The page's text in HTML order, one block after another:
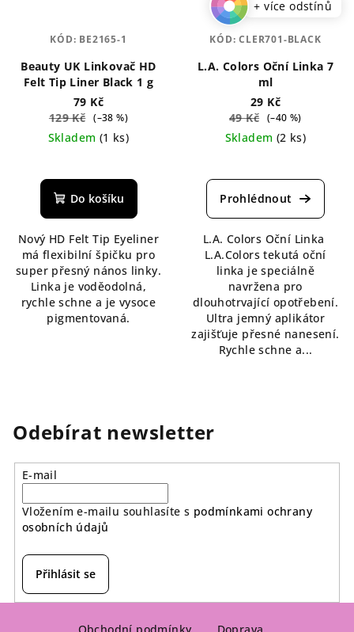
Beauty UK Linkovač HD
Felt Tip Liner Black 1 g
79 Kč
129 Kč (–38 %)
Skladem (1 ks)
hodnocení
produktu
z
5
hvězdiček.
Do košíku
Nový HD Felt Tip Eyeliner
má flexibilní špičku pro
super přesný nános linky.
Linka je voděodolná,
rychle schne a je vysoce
pigmentovaná.
KÓD: BE2165-1
+ více odstínů
L.A. Colors Oční Linka 7
ml
29 Kč
49 Kč (–40 %)
Skladem (2 ks)
hodnocení
produktu
z
5
hvězdiček.
L.A. Colors Oční Linka
L.A.Colors tekutá oční
linka je speciálně
navržena pro
dlouhotrvající opotřebení.
Ultra jemný aplikátor
zajišťuje přesné nanesení.
Rychle schne a...
KÓD:CLER701-BLACK
Odebírat newsletter
E-mail
Vložením e-mailu souhlasíte s podmínkami ochrany
osobních údajů
Přihlásit se